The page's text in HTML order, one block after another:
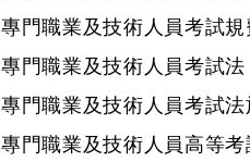
專門職業及技術人員考試
專門職業及技術人員考試法
專門職業及技術人員考試法
專門職業及技術人員高等考